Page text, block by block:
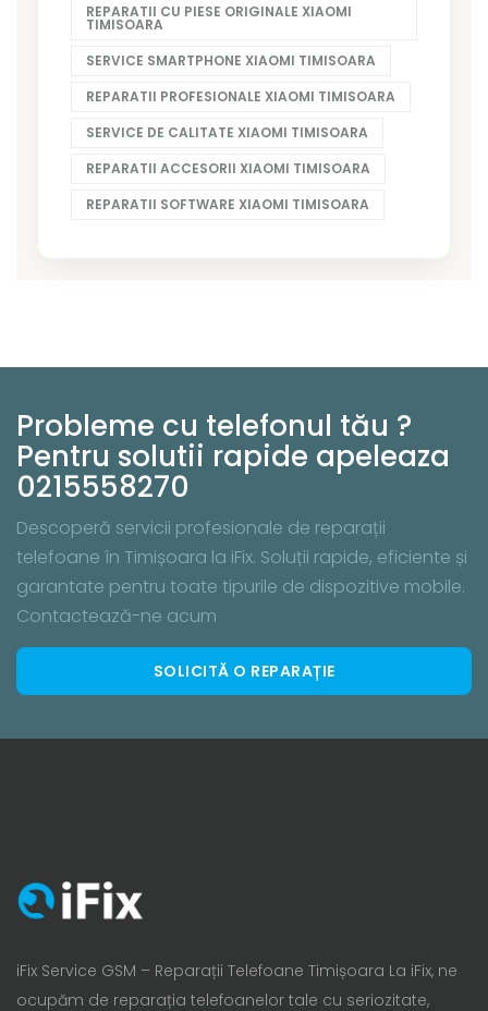
REPARATII CU PIESE ORIGINALE XIAOMI
TIMISOARA
SERVICE SMARTPHONE XIAOMI TIMISOARA
REPARATII PROFESIONALE XIAOMI TIMISOARA
SERVICE DE CALITATE XIAOMI TIMISOARA
REPARATII ACCESORII XIAOMI TIMISOARA
REPARATII SOFTWARE XIAOMI TIMISOARA
Probleme cu telefonul tău ?
Pentru solutii rapide apeleaza
0215558270
Descoperă servicii profesionale de reparații
telefoane în Timișoara la iFix. Soluții rapide, eficiente și
garantate pentru toate tipurile de dispozitive mobile.
Contactează-ne acum
SOLICITĂ O REPARAȚIE
iFix Service GSM – Reparații Telefoane Timișoara La iFix, ne
ocupăm de reparația telefoanelor tale cu seriozitate,